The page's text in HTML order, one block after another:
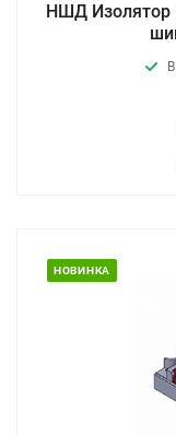
НШД Изолятор
НОВИНКА